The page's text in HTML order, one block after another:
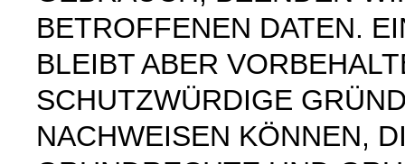
BETROFFENEN DATEN.
BLEIBT ABER
SCHUTZWÜRDIGE
NACHWEISEN KÖNNEN,